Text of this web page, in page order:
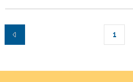
1